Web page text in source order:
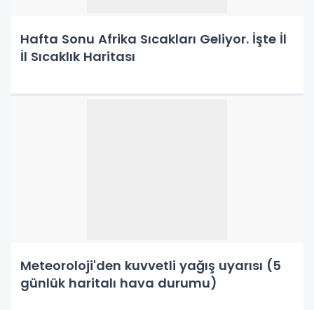
Hafta Sonu Afrika Sıcakları Geliyor. İşte İl
İl Sıcaklık Haritası
Meteoroloji'den kuvvetli yağış uyarısı (5
günlük haritalı hava durumu)